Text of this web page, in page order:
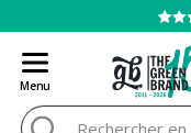
Menu
Rechercher :